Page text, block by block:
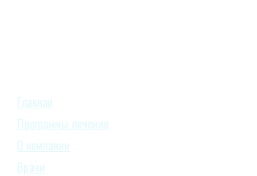
Главная
Программы лечения
О компании
Врачи